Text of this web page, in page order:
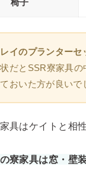
椅子
レイのプランター
だとSSR寮家具
おいた方が良いで
具はケイトと相
寮家具は窓・壁